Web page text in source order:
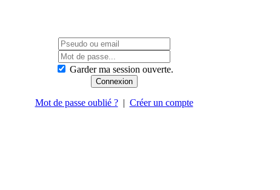
Garder ma session ouverte.
Mot de passe oublié ?| Créer un compte